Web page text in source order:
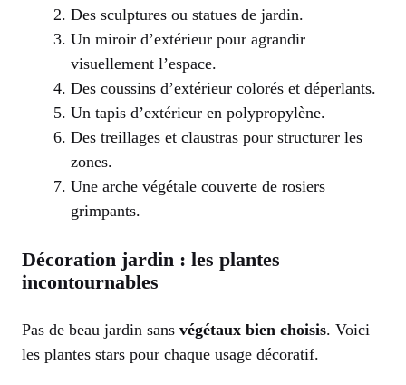
Des sculptures ou statues de jardin.
Un miroir d’extérieur pour agrandir
visuellement l’espace.
Des coussins d’extérieur colorés et déperlants.
Un tapis d’extérieur en polypropylène.
Des treillages et claustras pour structurer les
zones.
Une arche végétale couverte de rosiers
grimpants.
Décoration jardin : les plantes
incontournables
Pas de beau jardin sans végétaux bien choisis. Voici
les plantes stars pour chaque usage décoratif.